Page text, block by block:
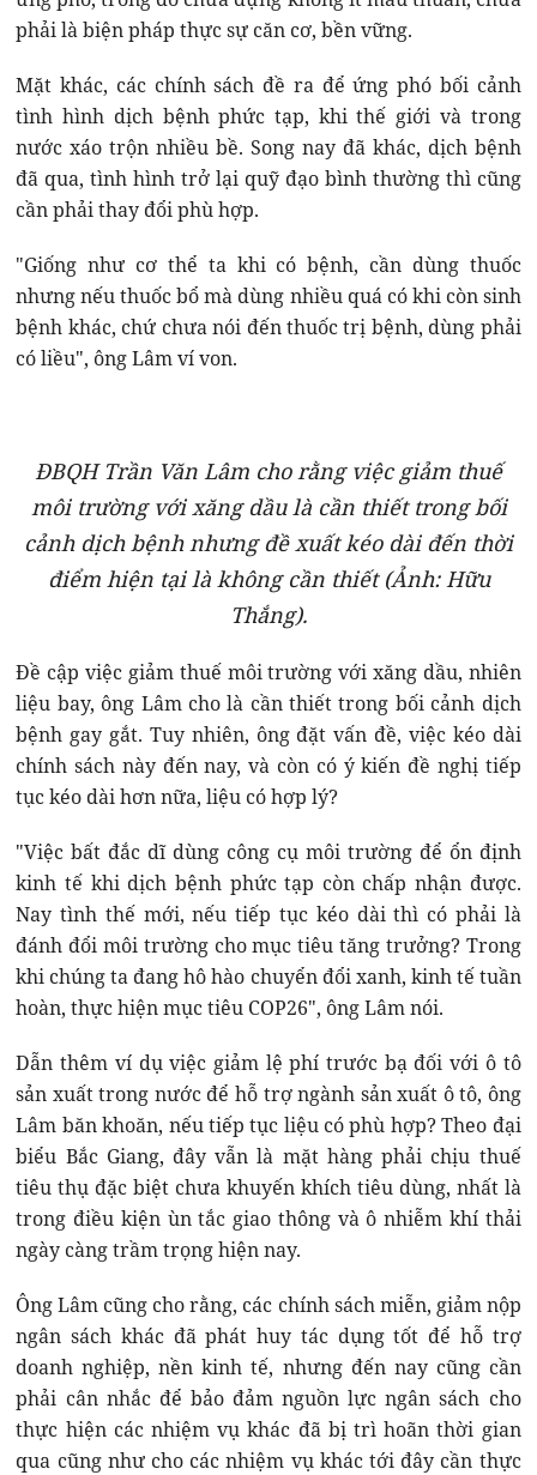
phải là biện pháp thực sự căn cơ, bền vững.
Mặt khác, các chính sách đề ra để ứng phó bối cảnh
tình hình dịch bệnh phức tạp, khi thế giới và trong
nước xáo trộn nhiều bề. Song nay đã khác, dịch bệnh
đã qua, tình hình trở lại quỹ đạo bình thường thì cũng
cần phải thay đổi phù hợp.
"Giống như cơ thể ta khi có bệnh, cần dùng thuốc
nhưng nếu thuốc bổ mà dùng nhiều quá có khi còn sinh
bệnh khác, chứ chưa nói đến thuốc trị bệnh, dùng phải
có liều", ông Lâm ví von.
ĐBQH Trần Văn Lâm cho rằng việc giảm thuế
môi trường với xăng dầu là cần thiết trong bối
cảnh dịch bệnh nhưng đề xuất kéo dài đến thời
điểm hiện tại là không cần thiết (Ảnh: Hữu
Thắng).
Đề cập việc giảm thuế môi trường với xăng dầu, nhiên
liệu bay, ông Lâm cho là cần thiết trong bối cảnh dịch
bệnh gay gắt. Tuy nhiên, ông đặt vấn đề, việc kéo dài
chính sách này đến nay, và còn có ý kiến đề nghị tiếp
tục kéo dài hơn nữa, liệu có hợp lý?
"Việc bất đắc dĩ dùng công cụ môi trường để ổn định
kinh tế khi dịch bệnh phức tạp còn chấp nhận được.
Nay tình thế mới, nếu tiếp tục kéo dài thì có phải là
đánh đổi môi trường cho mục tiêu tăng trưởng? Trong
khi chúng ta đang hô hào chuyển đổi xanh, kinh tế tuần
hoàn, thực hiện mục tiêu COP26", ông Lâm nói.
Dẫn thêm ví dụ việc giảm lệ phí trước bạ đối với ô tô
sản xuất trong nước để hỗ trợ ngành sản xuất ô tô, ông
Lâm băn khoăn, nếu tiếp tục liệu có phù hợp? Theo đại
biểu Bắc Giang, đây vẫn là mặt hàng phải chịu thuế
tiêu thụ đặc biệt chưa khuyến khích tiêu dùng, nhất là
trong điều kiện ùn tắc giao thông và ô nhiễm khí thải
ngày càng trầm trọng hiện nay.
Ông Lâm cũng cho rằng, các chính sách miễn, giảm nộp
ngân sách khác đã phát huy tác dụng tốt để hỗ trợ
doanh nghiệp, nền kinh tế, nhưng đến nay cũng cần
phải cân nhắc để bảo đảm nguồn lực ngân sách cho
thực hiện các nhiệm vụ khác đã bị trì hoãn thời gian
qua cũng như cho các nhiệm vụ khác tới đây cần thực